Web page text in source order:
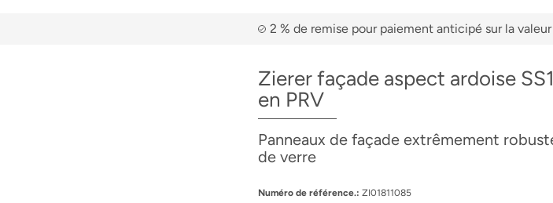
2 % de remise pour paiement anticipé sur la
Zierer façade aspect ardoise
en PRV
Panneaux de façade extrêmement
de verre
Numéro de référence.: ZI01811085